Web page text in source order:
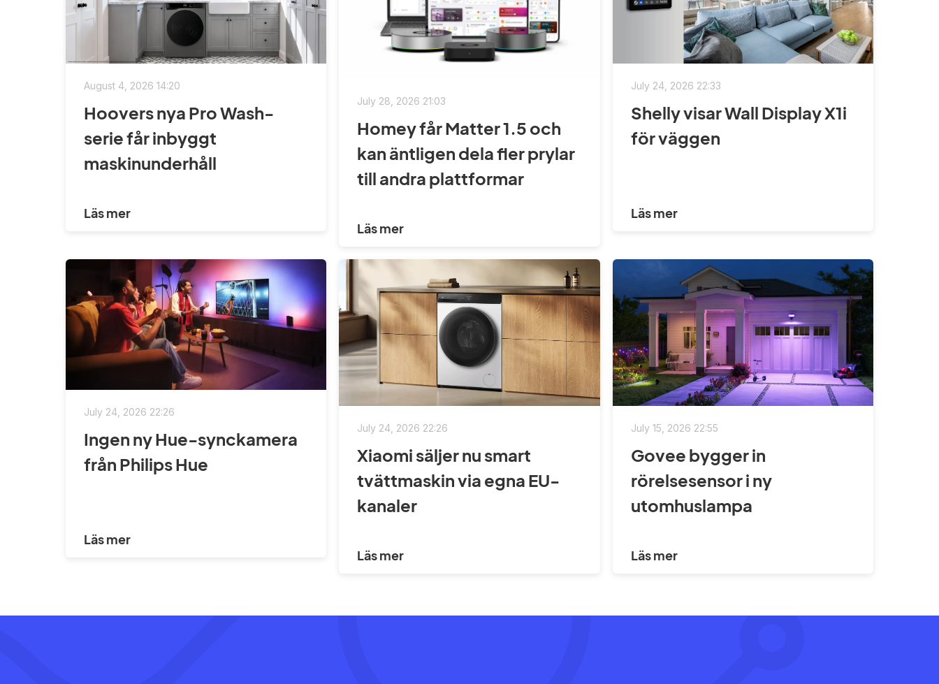
August 4, 2026 14:20
Hoovers nya Pro Wash-
serie får inbyggt
maskinunderhåll
Läs mer
July 28, 2026 21:03
Homey får Matter 1.5 och
kan äntligen dela fler prylar
till andra plattformar
Läs mer
July 24, 2026 22:33
Shelly visar Wall Display X1i
för väggen
Läs mer
July 24, 2026 22:26
Ingen ny Hue-synckamera
från Philips Hue
Läs mer
July 24, 2026 22:26
Xiaomi säljer nu smart
tvättmaskin via egna EU-
kanaler
Läs mer
July 15, 2026 22:55
Govee bygger in
rörelsesensor i ny
utomhuslampa
Läs mer